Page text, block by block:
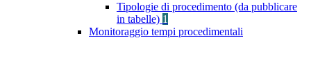
Tipologie di procedimento (da pubblicare
in tabelle) 1
Monitoraggio tempi procedimentali